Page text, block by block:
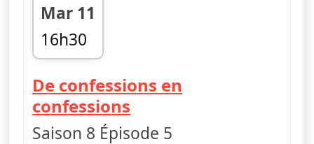
Mar 11
16h30
fin 17h25
De confessions en
confessions
Saison 8 Épisode 5